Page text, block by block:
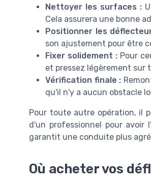
Nettoyer les surfaces :
Cela assurera une bonne
Positionner les
son ajustement pour être
Fixer solidement : Pour
et pressez légèrement sur
Vérification finale :
qu'il n'y a aucun obstacle
Pour toute autre opération, il
d'un professionnel pour avoir
garantit une conduite plus
Où acheter vos